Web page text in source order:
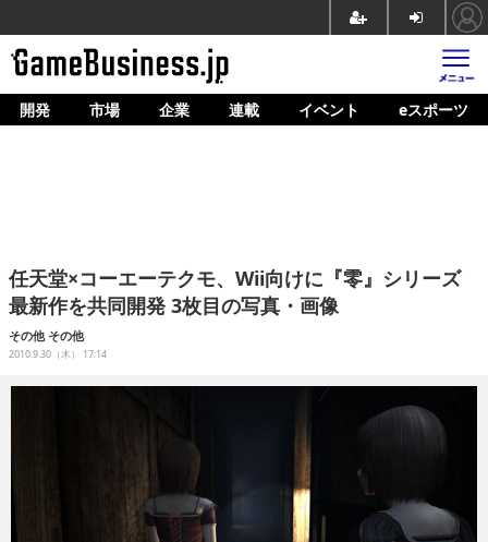
ホーム
企業動向
人材育成
開発 市場 企業 連載 イベント eスポーツ
任天堂×コーエーテクモ、Wii向けに『零』シリーズ
最新作を共同開発 3枚目の写真・画像
その他 その他
2010.9.30（木） 17:14